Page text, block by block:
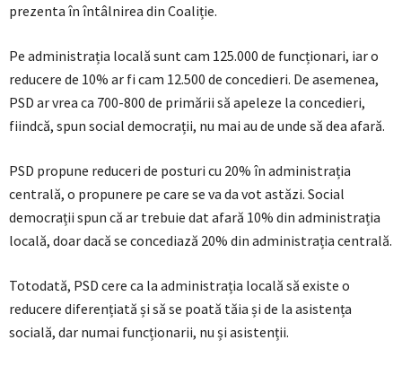
prezenta în întâlnirea din Coaliție.
Pe administrația locală sunt cam 125.000 de funcționari, iar o
reducere de 10% ar fi cam 12.500 de concedieri. De asemenea,
PSD ar vrea ca 700-800 de primării să apeleze la concedieri,
fiindcă, spun social democrații, nu mai au de unde să dea afară.
PSD propune reduceri de posturi cu 20% în administrația
centrală, o propunere pe care se va da vot astăzi. Social
democrații spun că ar trebuie dat afară 10% din administrația
locală, doar dacă se concediază 20% din administrația centrală.
Totodată, PSD cere ca la administrația locală să existe o
reducere diferențiată și să se poată tăia și de la asistența
socială, dar numai funcționarii, nu și asistenții.